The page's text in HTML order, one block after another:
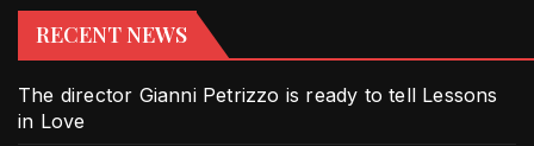
RECENT NEWS
The director Gianni Petrizzo is ready to tell Lessons
in Love